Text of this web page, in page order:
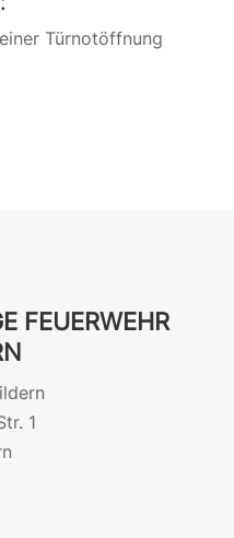
Türnotöffnung
FEUERWEHR
1